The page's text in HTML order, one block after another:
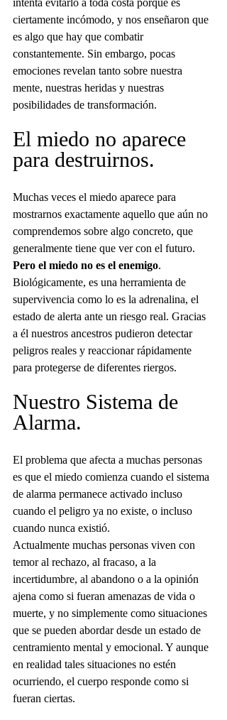
intenta evitarlo a toda costa porque es
ciertamente incómodo, y nos enseñaron que
es algo que hay que combatir
constantemente. Sin embargo, pocas
emociones revelan tanto sobre nuestra
mente, nuestras heridas y nuestras
posibilidades de transformación.
El miedo no aparece
para destruirnos.
Muchas veces el miedo aparece para
mostrarnos exactamente aquello que aún no
comprendemos sobre algo concreto, que
generalmente tiene que ver con el futuro.
Pero el miedo no es el enemigo.
Biológicamente, es una herramienta de
supervivencia como lo es la adrenalina, el
estado de alerta ante un riesgo real. Gracias
a él nuestros ancestros pudieron detectar
peligros reales y reaccionar rápidamente
para protegerse de diferentes riergos.
Nuestro Sistema de
Alarma.
El problema que afecta a muchas personas
es que el miedo comienza cuando el sistema
de alarma permanece activado incluso
cuando el peligro ya no existe, o incluso
cuando nunca existió.
Actualmente muchas personas viven con
temor al rechazo, al fracaso, a la
incertidumbre, al abandono o a la opinión
ajena como si fueran amenazas de vida o
muerte, y no simplemente como situaciones
que se pueden abordar desde un estado de
centramiento mental y emocional. Y aunque
en realidad tales situaciones no estén
ocurriendo, el cuerpo responde como si
fueran ciertas.